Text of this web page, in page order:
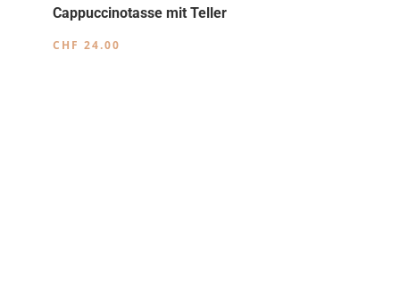
Cappuccinotasse mit Teller
CHF 24.00